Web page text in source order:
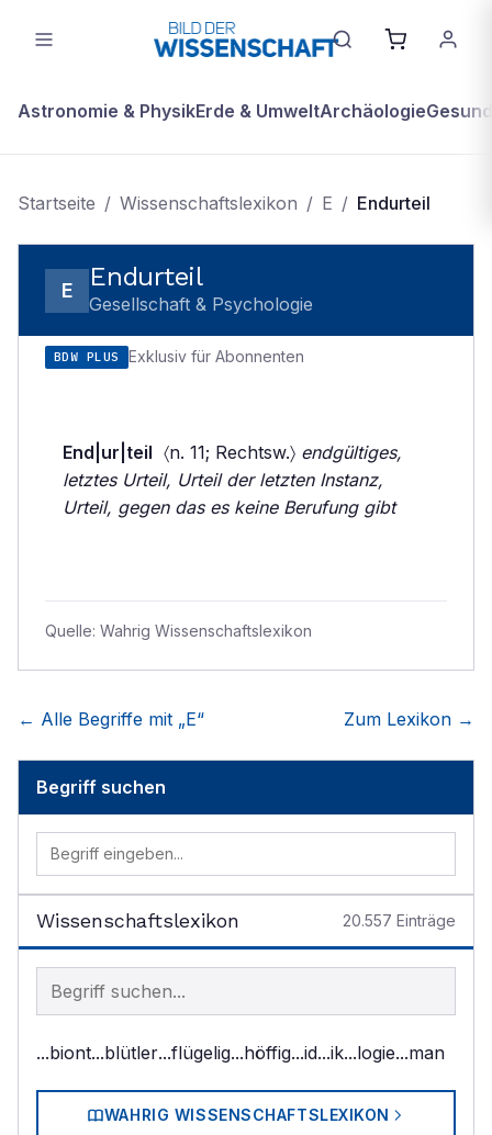
Astronomie & PhysikErde & UmweltArchäologie
Startseite / Wissenschaftslexikon / E / Endurteil
E Endurteil
Gesellschaft & Psychologie
BDW PLUS Exklusiv für Abonnenten
End|ur|teil 〈n. 11; Rechtsw.〉 endgültiges,
letztes Urteil, Urteil der letzten Instanz,
Urteil, gegen das es keine Berufung gibt
Quelle: Wahrig Wissenschaftslexikon
← Alle Begriffe mit „E“ Zum Lexikon →
Begriff suchen
Wissenschaftslexikon 20.557 Einträge
Begriff im Lexikon suchen
...biont...blütler...flügelig...höffig...id...ik...logie...man
WAHRIG WISSENSCHAFTSLEXIKON